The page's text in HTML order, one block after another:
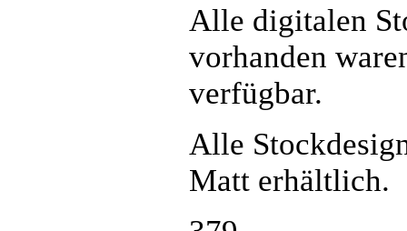
Alle digitalen
vorhanden
verfügbar.
Alle
Matt erhältlich.